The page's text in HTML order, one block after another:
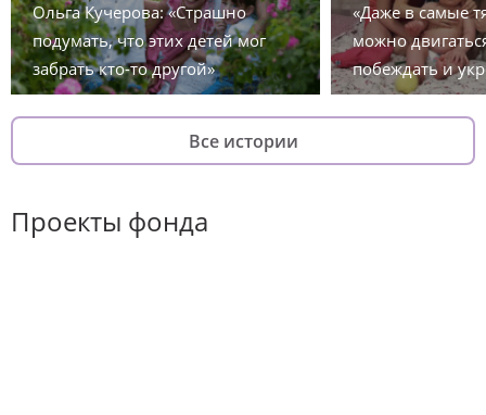
Ольга Кучерова: «Страшно
подумать, что этих детей мог
забрать кто-то другой»
«Даже в самые
можно
побеждать и
Все истории
Проекты фонда